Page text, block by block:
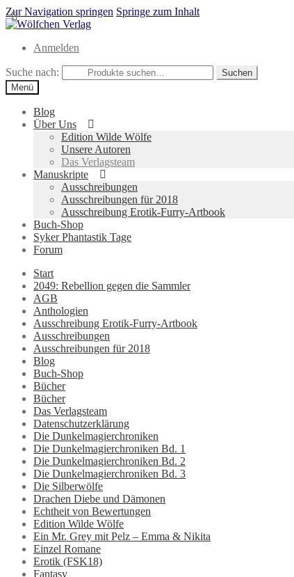
Zur Navigation springen Springe zum Inhalt
Anmelden
Suche nach:
Suchen
Menü
Blog
Über Uns
Edition Wilde Wölfe
Unsere Autoren
Das Verlagsteam
Manuskripte
Ausschreibungen
Ausschreibungen für 2018
Ausschreibung Erotik-Furry-Artbook
Buch-Shop
Syker Phantastik Tage
Forum
Start
2049: Rebellion gegen die Sammler
AGB
Anthologien
Ausschreibung Erotik-Furry-Artbook
Ausschreibungen
Ausschreibungen für 2018
Blog
Buch-Shop
Bücher
Bücher
Das Verlagsteam
Datenschutzerklärung
Die Dunkelmagierchroniken
Die Dunkelmagierchroniken Bd. 1
Die Dunkelmagierchroniken Bd. 2
Die Dunkelmagierchroniken Bd. 3
Die Silberwölfe
Drachen Diebe und Dämonen
Echtheit von Bewertungen
Edition Wilde Wölfe
Ein Mr. Grey mit Pelz – Emma & Nikita
Einzel Romane
Erotik (FSK18)
Fantasy